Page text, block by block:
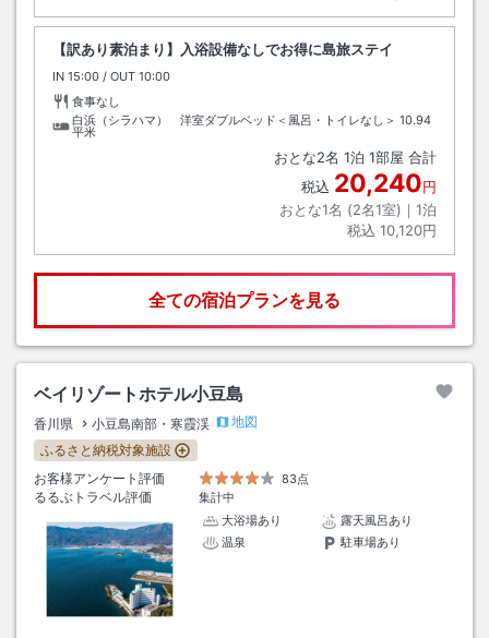
【訳あり素泊まり】入浴設備なしでお得に島旅ステイ
IN チェックイン
15:00 / OUT チェックアウト
10:00
食事なし
白浜（シラハマ） 洋室ダブルベッド＜風呂・トイレなし＞ 10.94
平米
おとな2名 1泊 1部屋 合計
税込 20,240円
おとな1名 (2名1室)｜ 1泊
税込 10,120円
全ての宿泊プランを見る
ベイリゾートホテル小豆島
香川県 小豆島南部・寒霞渓
地図
ふるさと納税対象施設
お客様アンケート評価
83点
るるぶトラベル評価
集計中
大浴場あり
露天風呂あり
温泉
駐車場あり